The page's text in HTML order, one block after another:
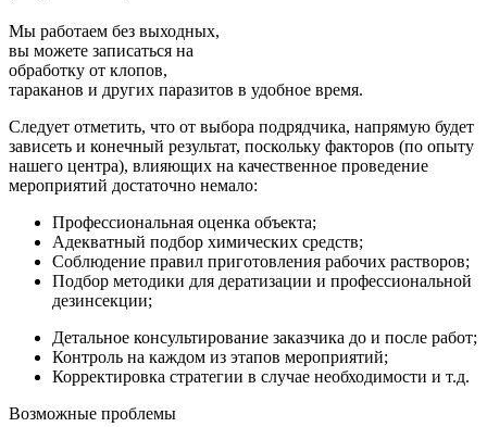
Мы работаем без выходных,
вы можете записаться на
обработку от клопов,
тараканов и других паразитов в удобное время.
Cледует отметить, что от выбора подрядчика, напрямую будет
зависеть и конечный результат, поскольку факторов (по опыту
нашего центра), влияющих на качественное проведение
мероприятий достаточно немало:
Профессиональная оценка объекта;
Адекватный подбор химических средств;
Соблюдение правил приготовления рабочих растворов;
Подбор методики для дератизации и профессиональной
дезинсекции;
Детальное консультирование заказчика до и после работ;
Контроль на каждом из этапов мероприятий;
Корректировка стратегии в случае необходимости и т.д.
Возможные проблемы